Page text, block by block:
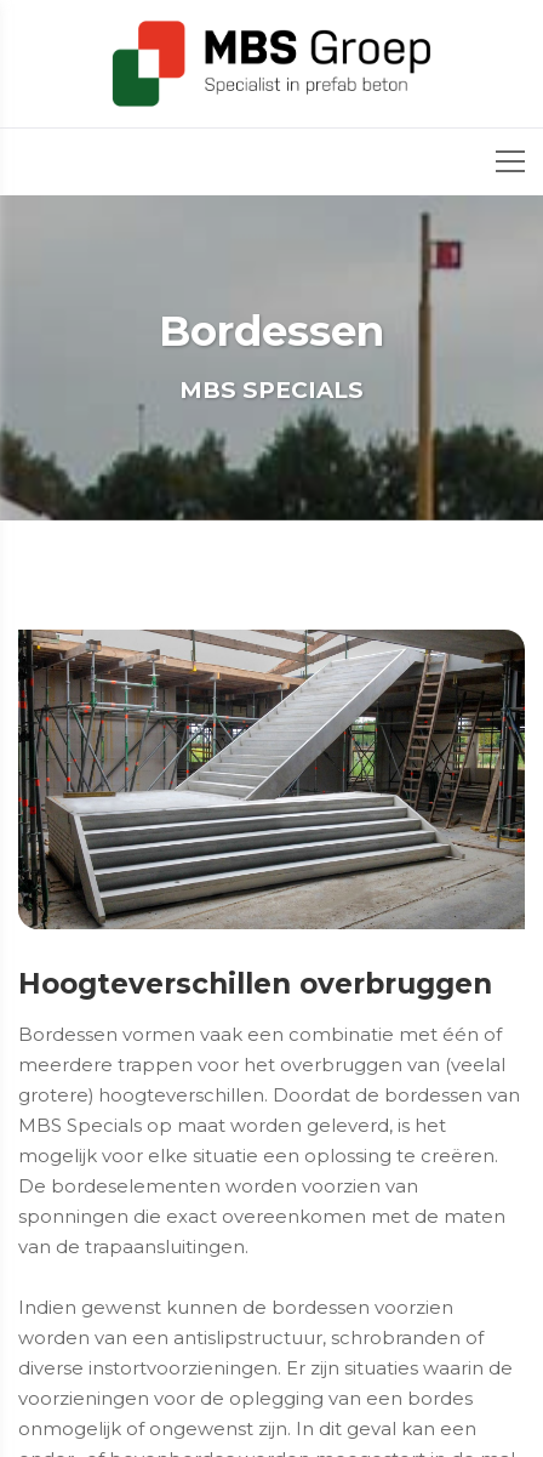
Bordessen
MBS SPECIALS
Hoogteverschillen overbruggen
Bordessen vormen vaak een combinatie met één of
meerdere trappen voor het overbruggen van (veelal
grotere) hoogteverschillen. Doordat de bordessen van
MBS Specials op maat worden geleverd, is het
mogelijk voor elke situatie een oplossing te creëren.
De bordeselementen worden voorzien van
sponningen die exact overeenkomen met de maten
van de trapaansluitingen.
Indien gewenst kunnen de bordessen voorzien
worden van een antislipstructuur, schrobranden of
diverse instortvoorzieningen. Er zijn situaties waarin de
voorzieningen voor de oplegging van een bordes
onmogelijk of ongewenst zijn. In dit geval kan een